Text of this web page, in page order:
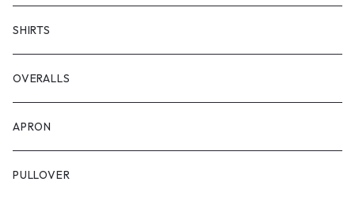
SHIRTS
OVERALLS
APRON
PULLOVER